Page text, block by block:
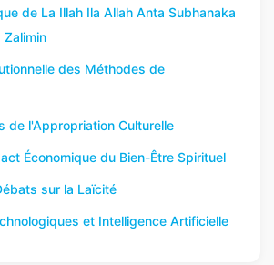
de La Illah Ila Allah Anta Subhanaka
Zalimin
des Méthodes de
de l'Appropriation Culturelle
Économique du Bien-Être Spirituel
sur la Laïcité
et Intelligence Artificielle